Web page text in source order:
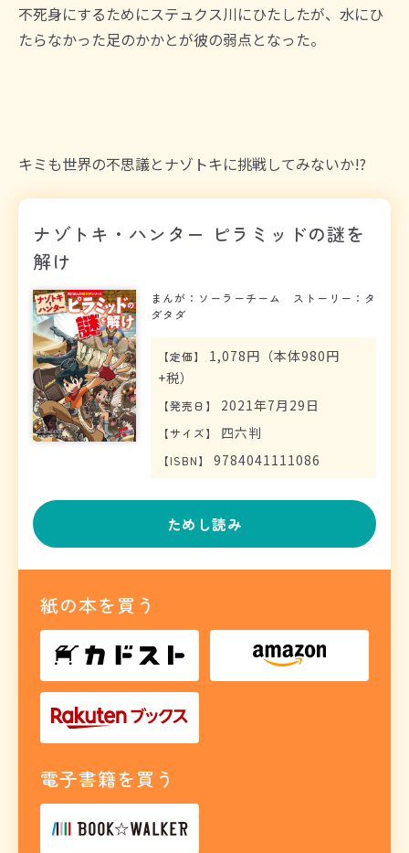
不死身にするためにステュクス川にひたしたが、水にひ
たらなかった足のかかとが彼の弱点となった。
キミも世界の不思議とナゾトキに挑戦してみないか!?
ナゾトキ・ハンター ピラミッドの謎を
解け
まんが：ソーラーチーム ストーリー：タ
ダタダ
【定価】
1,078円（本体980円
+税）
【発売日 】 2021年7月29日
【サイズ】 四六判
【ISBN】 9784041111086
ためし読み
紙の本を買う
電子書籍を買う